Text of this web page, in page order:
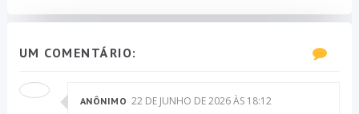
UM COMENTÁRIO:
ANÔNIMO 22 DE JUNHO DE 2026 ÀS 18:12